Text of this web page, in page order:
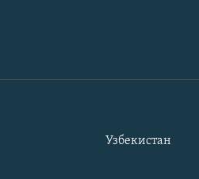
Узбекистан